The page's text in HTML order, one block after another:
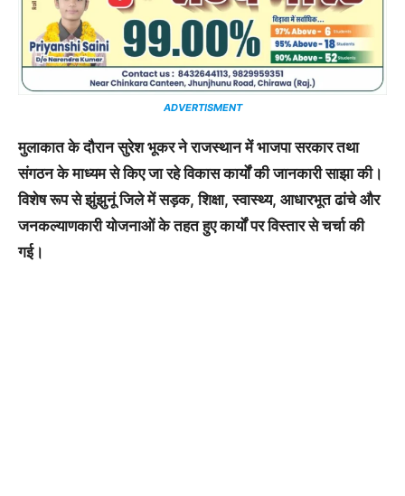
ADVERTISMENT
मुलाकात के दौरान सुरेश भूकर ने राजस्थान में भाजपा सरकार तथा
संगठन के माध्यम से किए जा रहे विकास कार्यों की जानकारी साझा की।
विशेष रूप से झुंझुनूं जिले में सड़क, शिक्षा, स्वास्थ्य, आधारभूत ढांचे और
जनकल्याणकारी योजनाओं के तहत हुए कार्यों पर विस्तार से चर्चा की
गई।